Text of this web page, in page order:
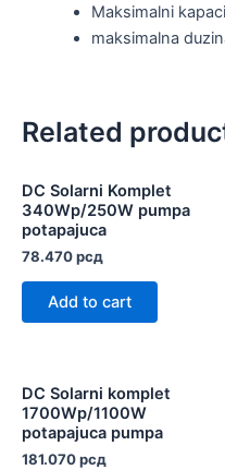
Maksimalni
maksimalna
Related
DC Solarni Komplet
340Wp/250W pumpa
potapajuca
78.470рсд
Add to cart
DC Solarni komplet
1700Wp/1100W
potapajuca pumpa
181.070рсд